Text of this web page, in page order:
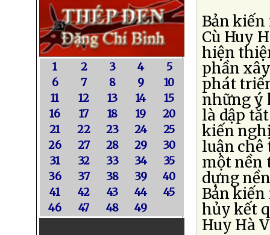
1 2 3 4
5
6
7 8 9
10
11
12 13 14
15
16
17 18 19
20
21
22 23 24
25
26
27 28 29
30
31
32 33 34
35
36
37 38 39
40
41
42 43 44
45
46
47 48 49
Bản
Cù Huy
hiện
phần
phát
những ý
là dập
kiến
luận chê
một nền
dựng
Bản
hủy kết
Huy Hà